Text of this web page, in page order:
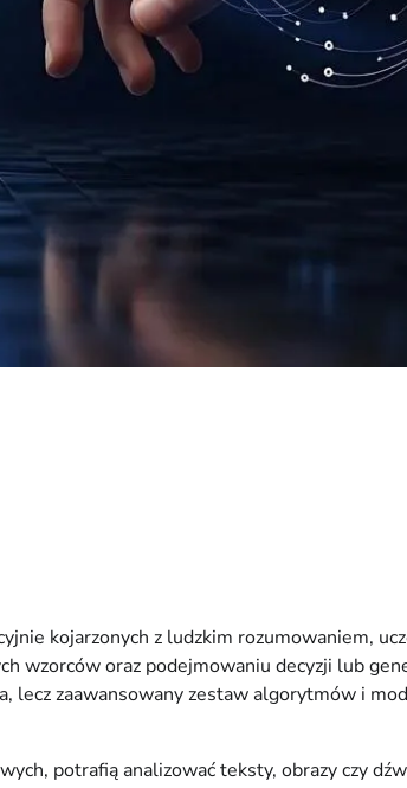
kojarzonych z ludzkim rozumowaniem,
wzorców oraz podejmowaniu decyzji lub
lecz zaawansowany zestaw algorytmów i
potrafią analizować teksty, obrazy czy